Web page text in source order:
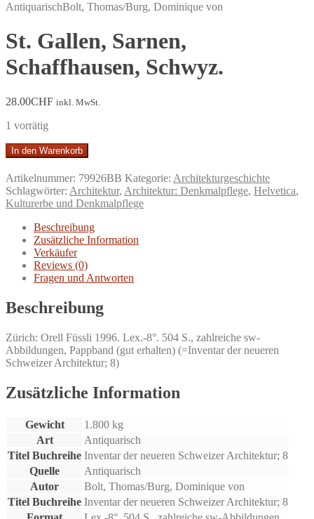
AntiquarischBolt, Thomas/Burg, Dominique von
St. Gallen, Sarnen,
Schaffhausen, Schwyz.
28.00CHF inkl. MwSt.
1 vorrätig
St.
Gallen,
Sarnen,
Schaffhausen,
Schwyz.
Menge
In den Warenkorb
Artikelnummer: 79926BB Kategorie: Architekturgeschichte
Schlagwörter: Architektur, Architektur: Denkmalpflege, Helvetica,
Kulturerbe und Denkmalpflege
Beschreibung
Zusätzliche Information
Verkäufer
Reviews (0)
Fragen und Antworten
Beschreibung
Zürich: Orell Füssli 1996. Lex.-8°. 504 S., zahlreiche sw-
Abbildungen, Pappband (gut erhalten) (=Inventar der neueren
Schweizer Architektur; 8)
Zusätzliche Information
Gewicht
1.800 kg
Art
Antiquarisch
Titel Buchreihe Inventar der neueren Schweizer Architektur; 8
Quelle
Antiquarisch
Autor
Bolt, Thomas/Burg, Dominique von
Titel Buchreihe Inventar der neueren Schweizer Architektur; 8